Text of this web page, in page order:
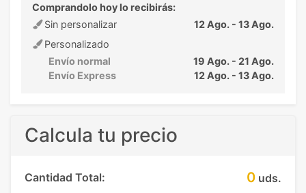
Comprandolo hoy lo recibirás:
Sin personalizar
12 Ago. - 13 Ago.
Personalizado
Envío normal
19 Ago. - 21 Ago.
Envío Express
12 Ago. - 13 Ago.
Calcula tu precio
Cantidad Total: 0 uds.